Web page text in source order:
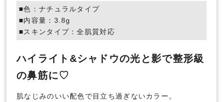
■色：ナチュラルタイプ
■内容量：3.8g
■スキンタイプ：全肌質対応
ハイライト&シャドウの光と影で整形級
の鼻筋に♡
肌なじみのいい配色で目立ち過ぎないカラー。